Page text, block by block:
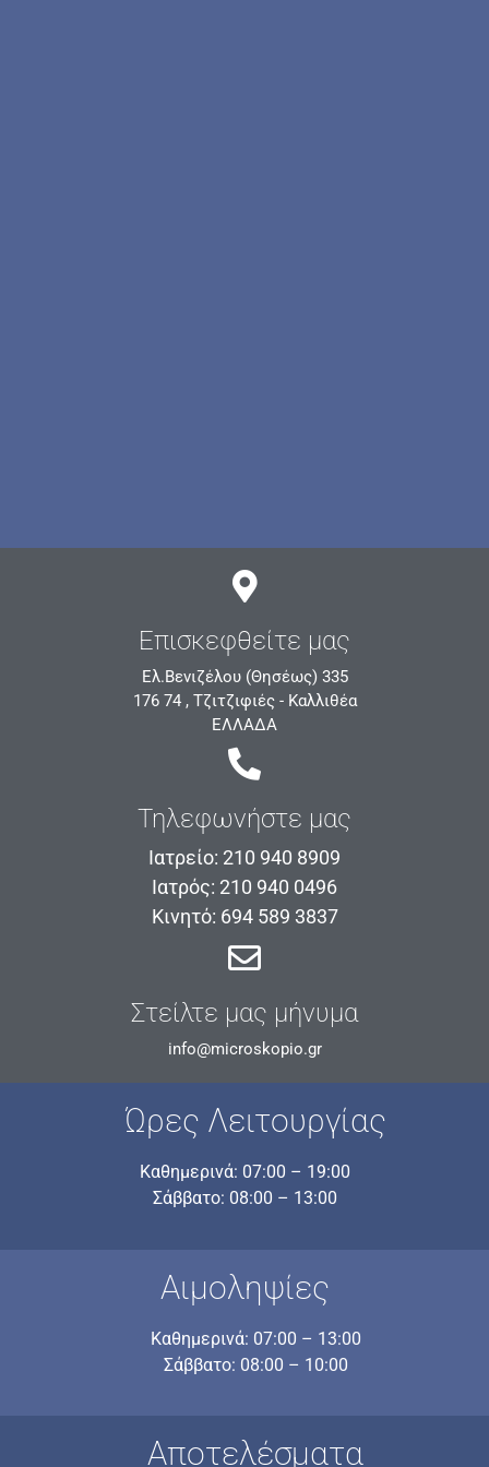
Επισκεφθείτε μας
Ελ.Βενιζέλου (Θησέως) 335
176 74 , Τζιτζιφιές - Καλλιθέα
ΕΛΛΑΔΑ
Τηλεφωνήστε μας
Ιατρείο: 210 940 8909
Ιατρός: 210 940 0496
Κινητό: 694 589 3837
Στείλτε μας μήνυμα
info@microskopio.gr
Ώρες Λειτουργίας
Καθημερινά: 07:00 – 19:00
Σάββατο: 08:00 – 13:00
Αιμοληψίες
Καθημερινά: 07:00 – 13:00
Σάββατο: 08:00 – 10:00
Αποτελέσματα